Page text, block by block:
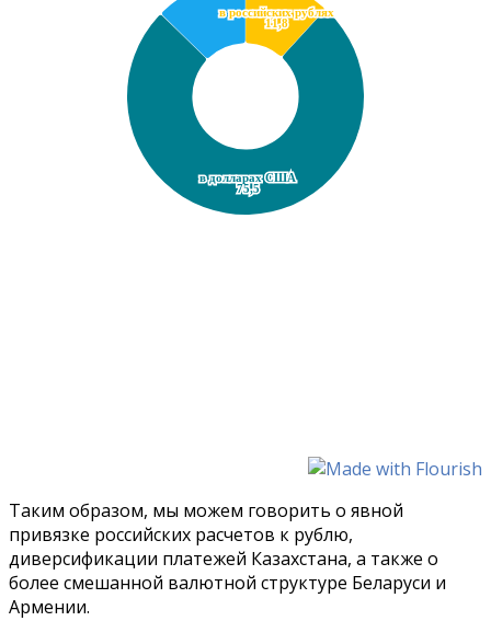
Таким образом, мы можем говорить о явной
привязке российских расчетов к рублю,
диверсификации платежей Казахстана, а также о
более смешанной валютной структуре Беларуси и
Армении.